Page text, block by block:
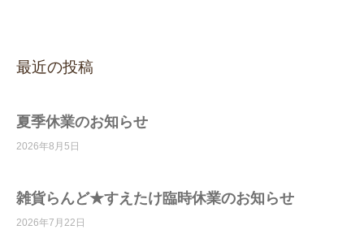
最近の投稿
夏季休業のお知らせ
2026年8月5日
雑貨らんど★すえたけ臨時休業のお知らせ
2026年7月22日